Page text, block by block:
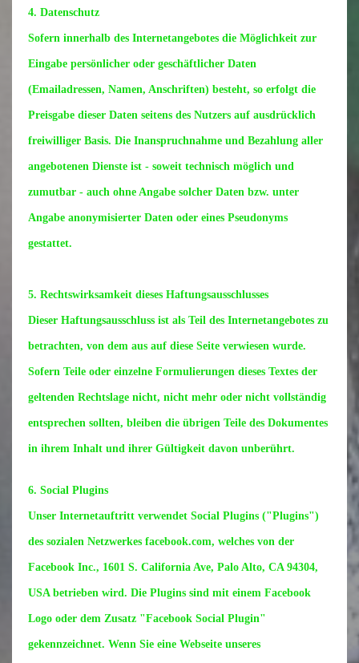
4. Datenschutz
Sofern innerhalb des Internetangebotes die Möglichkeit zur
Eingabe persönlicher oder geschäftlicher Daten
(Emailadressen, Namen, Anschriften) besteht, so erfolgt die
Preisgabe dieser Daten seitens des Nutzers auf ausdrücklich
freiwilliger Basis. Die Inanspruchnahme und Bezahlung aller
angebotenen Dienste ist - soweit technisch möglich und
zumutbar - auch ohne Angabe solcher Daten bzw. unter
Angabe anonymisierter Daten oder eines Pseudonyms
gestattet.
5. Rechtswirksamkeit dieses Haftungsausschlusses
Dieser Haftungsausschluss ist als Teil des Internetangebotes zu
betrachten, von dem aus auf diese Seite verwiesen wurde.
Sofern Teile oder einzelne Formulierungen dieses Textes der
geltenden Rechtslage nicht, nicht mehr oder nicht vollständig
entsprechen sollten, bleiben die übrigen Teile des Dokumentes
in ihrem Inhalt und ihrer Gültigkeit davon unberührt.
6. Social Plugins
Unser Internetauftritt verwendet Social Plugins ("Plugins")
des sozialen Netzwerkes facebook.com, welches von der
Facebook Inc., 1601 S. California Ave, Palo Alto, CA 94304,
USA betrieben wird. Die Plugins sind mit einem Facebook
Logo oder dem Zusatz "Facebook Social Plugin"
gekennzeichnet. Wenn Sie eine Webseite unseres